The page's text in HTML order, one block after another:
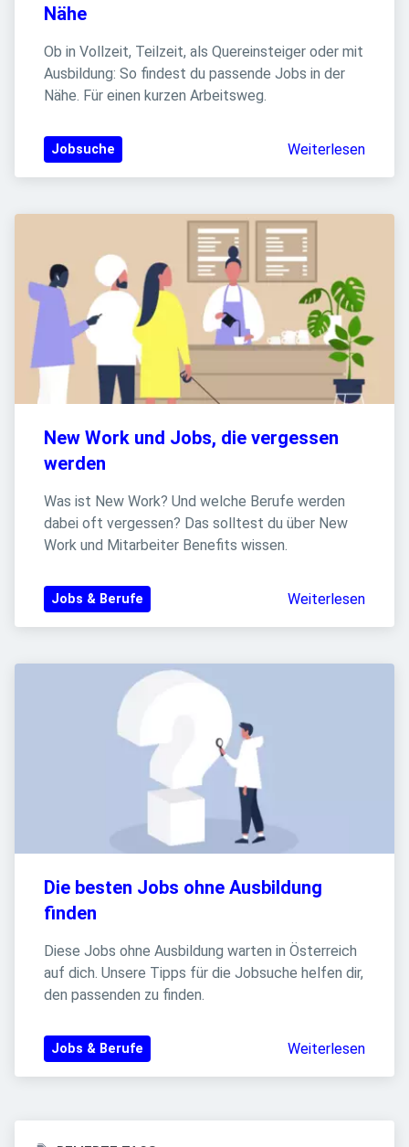
Nähe
Ob in Vollzeit, Teilzeit, als Quereinsteiger oder mit
Ausbildung: So findest du passende Jobs in der
Nähe. Für einen kurzen Arbeitsweg.
Jobsuche Weiterlesen
New Work und Jobs, die vergessen
werden
Was ist New Work? Und welche Berufe werden
dabei oft vergessen? Das solltest du über New
Work und Mitarbeiter Benefits wissen.
Jobs & Berufe Weiterlesen
Die besten Jobs ohne Ausbildung
finden
Diese Jobs ohne Ausbildung warten in Österreich
auf dich. Unsere Tipps für die Jobsuche helfen dir,
den passenden zu finden.
Jobs & Berufe Weiterlesen